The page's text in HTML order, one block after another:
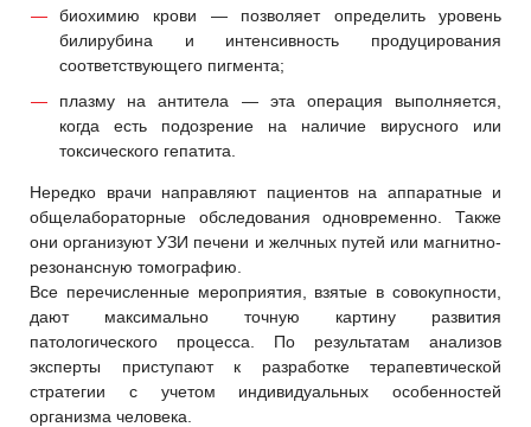
биохимию крови — позволяет определить уровень
билирубина и интенсивность продуцирования
соответствующего пигмента;
плазму на антитела — эта операция выполняется,
когда есть подозрение на наличие вирусного или
токсического гепатита.
Нередко врачи направляют пациентов на аппаратные и
общелабораторные обследования одновременно. Также
они организуют УЗИ печени и желчных путей или магнитно-
резонансную томографию.
Все перечисленные мероприятия, взятые в совокупности,
дают максимально точную картину развития
патологического процесса. По результатам анализов
эксперты приступают к разработке терапевтической
стратегии с учетом индивидуальных особенностей
организма человека.